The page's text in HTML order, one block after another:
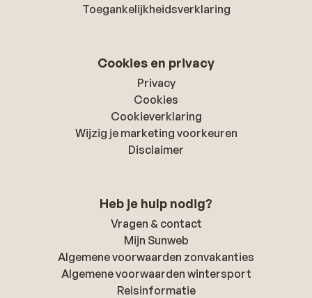
Toegankelijkheidsverklaring
Cookies en privacy
Privacy
Cookies
Cookieverklaring
Wijzig je marketing voorkeuren
Disclaimer
Heb je hulp nodig?
Vragen & contact
Mijn Sunweb
Algemene voorwaarden zonvakanties
Algemene voorwaarden wintersport
Reisinformatie